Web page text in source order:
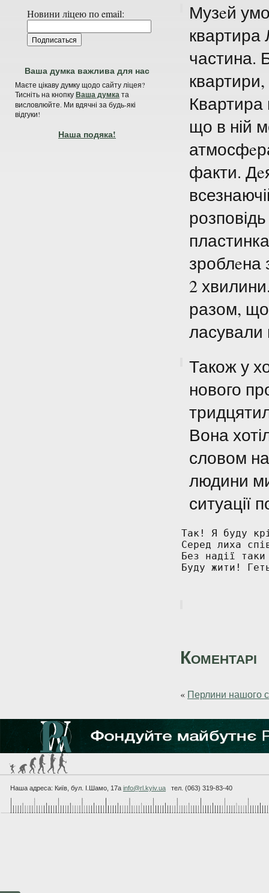
Новини ліцею по email:
Ваша думка важлива для нас
Маєте цікаву думку щодо сайту ліцея?
Тисніть на кнопкуВаша думката
висловлюйте. Ми вдячні за будь-які
відгуки!
Наша подяка!
Музeй
квартира
частина.
Квартира
що в ній
факти.
зроблeна
2
разом,
Також у
нового
Вона
словом
людини
ситуації
Так! Я буду
Серед лиха
Без надії
Буду жити!
Коментарі
« Перлини нашого
Наша адреса: Київ, бул. I.Шамо, 17а info@rl.kyiv.ua тел. (063) 319-83-40